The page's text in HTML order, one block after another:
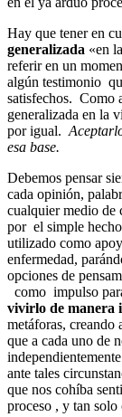
Hay que tener en
generalizada «en
referir en un
algún testimonio
satisfechos. Como
generalizada en la
por igual.
esa base.
Debemos pensar
cada opinión,
cualquier medio de
por el simple
utilizado como
enfermedad,
opciones de
como impulso
vivirlo de manera
metáforas, creando
que a cada uno de
ante tales
que nos cohíba
proceso , y tan